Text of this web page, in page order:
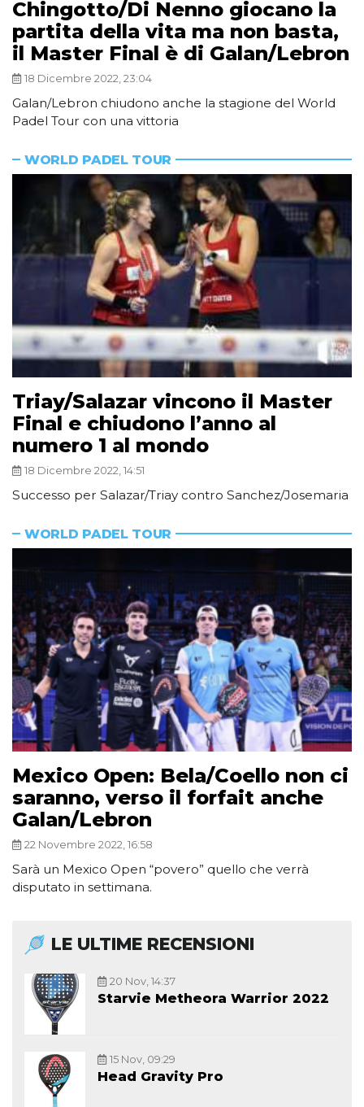
Chingotto/Di Nenno giocano la
partita della vita ma non basta,
il Master Final è di Galan/Lebron
18 Dicembre 2022, 23:04
Galan/Lebron chiudono anche la stagione del World
Padel Tour con una vittoria
WORLD PADEL TOUR
Triay/Salazar vincono il Master
Final e chiudono l’anno al
numero 1 al mondo
18 Dicembre 2022, 14:51
Successo per Salazar/Triay contro Sanchez/Josemaria
WORLD PADEL TOUR
Mexico Open: Bela/Coello non ci
saranno, verso il forfait anche
Galan/Lebron
22 Novembre 2022, 16:58
Sarà un Mexico Open “povero” quello che verrà
disputato in settimana.
LE ULTIME RECENSIONI
20 Nov, 14:37
Starvie Metheora Warrior 2022
15 Nov, 09:29
Head Gravity Pro